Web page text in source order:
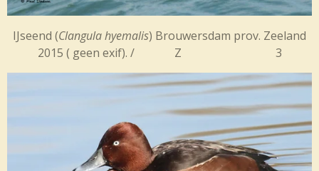
IJseend (Clangula hyemalis) Brouwersdam prov. Zeeland
2015 ( geen exif). / Z 3